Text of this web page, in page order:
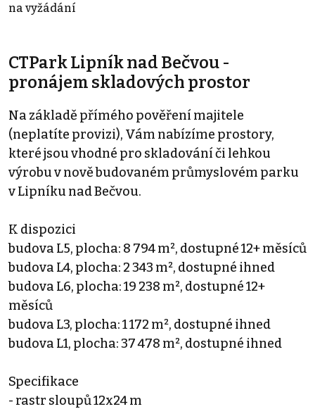
na vyžádání
CTPark Lipník nad Bečvou -
pronájem skladových prostor
Na základě přímého pověření majitele
(neplatíte provizi), Vám nabízíme prostory,
které jsou vhodné pro skladování či lehkou
výrobu v nově budovaném průmyslovém parku
v Lipníku nad Bečvou.
K dispozici
budova L5, plocha: 8 794 m², dostupné 12+ měsíců
budova L4, plocha: 2 343 m², dostupné ihned
budova L6, plocha: 19 238 m², dostupné 12+
měsíců
budova L3, plocha: 1 172 m², dostupné ihned
budova L1, plocha: 37 478 m², dostupné ihned
Specifikace
- rastr sloupů 12x24 m